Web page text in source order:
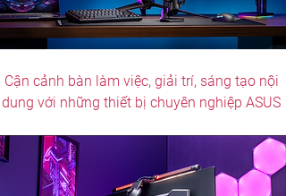
Cận cảnh bàn làm việc, giải trí, sáng tạo nội
dung với những thiết bị chuyên nghiệp ASUS